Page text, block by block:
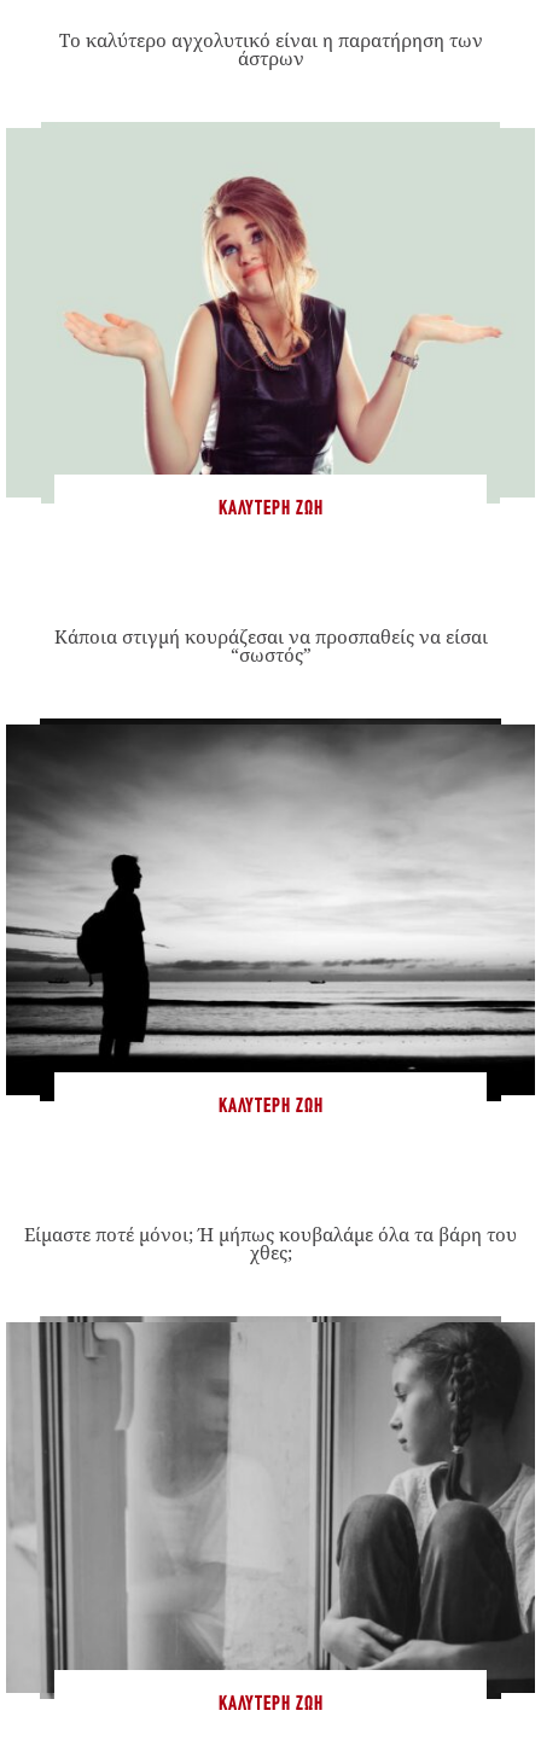
Το καλύτερο αγχολυτικό είναι η παρατήρηση των
άστρων
ΚΑΛΎΤΕΡΗ ΖΩΉ
Κάποια στιγμή κουράζεσαι να προσπαθείς να είσαι
“σωστός”
ΚΑΛΎΤΕΡΗ ΖΩΉ
Είμαστε ποτέ μόνοι; Ή μήπως κουβαλάμε όλα τα βάρη του
χθες;
ΚΑΛΎΤΕΡΗ ΖΩΉ